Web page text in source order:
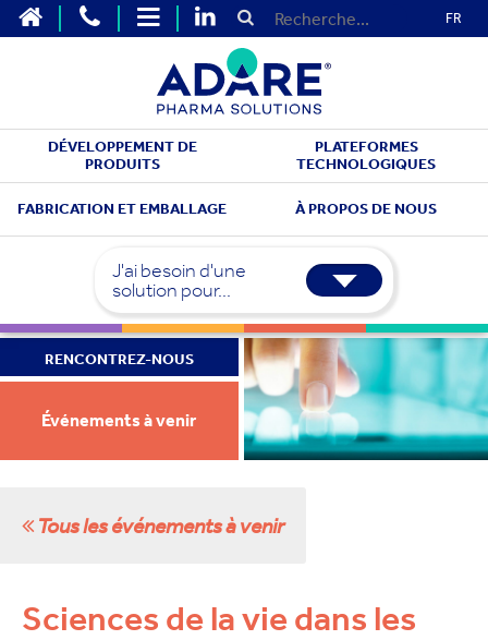
FR
DÉVELOPPEMENT DE
PRODUITS
PLATEFORMES
TECHNOLOGIQUES
FABRICATION ET EMBALLAGE À PROPOS DE NOUS
J'ai besoin d'une
solution pour...
RENCONTREZ-NOUS
Événements à venir
Tous les événements à venir
Sciences de la vie dans les